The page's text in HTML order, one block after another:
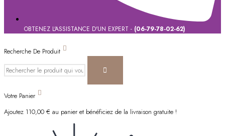
OBTENEZ L'ASSISTANCE D'UN EXPERT - (06-79-78-02-62)
Recherche De Produit
Votre Panier
Ajoutez 110,00 € au panier et bénéficiez de la livraison gratuite !